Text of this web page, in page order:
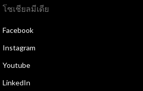
โซเชียลมีเดีย
Facebook
Instagram
Youtube
LinkedIn